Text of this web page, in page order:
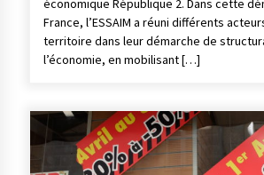
économique République 2. Dans cette
France, l’ESSAIM a réuni différents
territoire dans leur démarche de
l’économie, en mobilisant […]